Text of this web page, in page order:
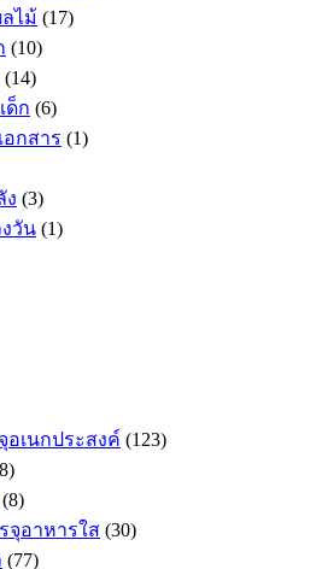
ไม้ (17)
(10)
(14)
ด็ก (6)
อกสาร (1)
ง (3)
วัน (1)
เนกประสงค์ (123)
(8)
จุอาหารใส (30)
(77)